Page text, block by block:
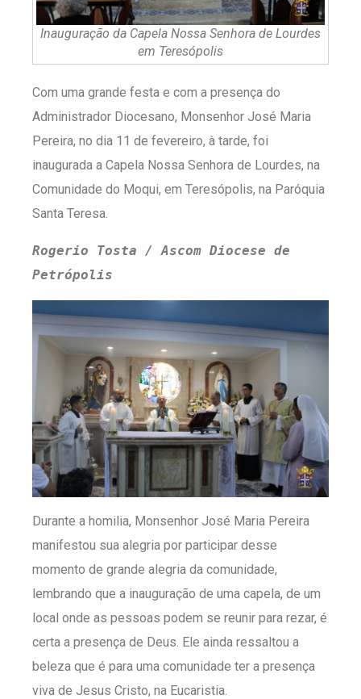
Inauguração da Capela Nossa Senhora de Lourdes
em Teresópolis
Com uma grande festa e com a presença do
Administrador Diocesano, Monsenhor José Maria
Pereira, no dia 11 de fevereiro, à tarde, foi
inaugurada a Capela Nossa Senhora de Lourdes, na
Comunidade do Moqui, em Teresópolis, na Paróquia
Santa Teresa.
Rogerio Tosta / Ascom Diocese de
Petrópolis
Durante a homilia, Monsenhor José Maria Pereira
manifestou sua alegria por participar desse
momento de grande alegria da comunidade,
lembrando que a inauguração de uma capela, de um
local onde as pessoas podem se reunir para rezar, é
certa a presença de Deus. Ele ainda ressaltou a
beleza que é para uma comunidade ter a presença
viva de Jesus Cristo, na Eucaristia.